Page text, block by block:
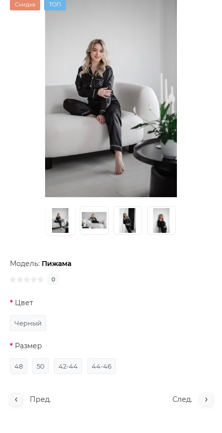
Скидка ТОП
Модель: Пижама
0
Цвет
Черный
Размер
48 50 42-44 44-46
Пред. След.